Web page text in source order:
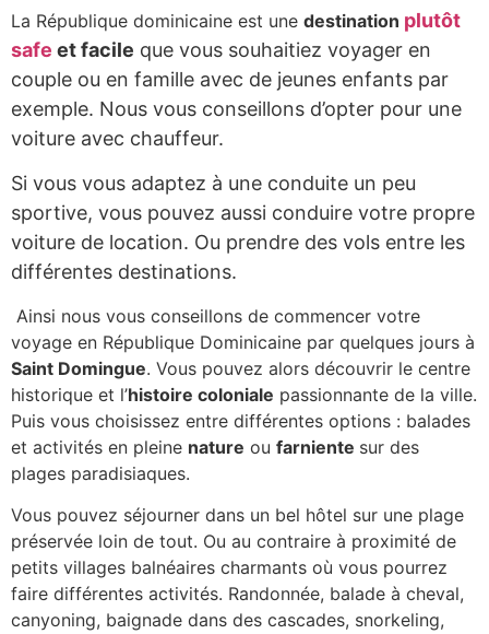
La République dominicaine est une destination plutôt
safe et facile que vous souhaitiez voyager en
couple ou en famille avec de jeunes enfants par
exemple. Nous vous conseillons d’opter pour une
voiture avec chauffeur.
Si vous vous adaptez à une conduite un peu
sportive, vous pouvez aussi conduire votre propre
voiture de location. Ou prendre des vols entre les
différentes destinations.
Ainsi nous vous conseillons de commencer votre
voyage en République Dominicaine par quelques jours à
Saint Domingue. Vous pouvez alors découvrir le centre
historique et l’histoire coloniale passionnante de la ville.
Puis vous choisissez entre différentes options : balades
et activités en pleine nature ou farniente sur des
plages paradisiaques.
Vous pouvez séjourner dans un bel hôtel sur une plage
préservée loin de tout. Ou au contraire à proximité de
petits villages balnéaires charmants où vous pourrez
faire différentes activités. Randonnée, balade à cheval,
canyoning, baignade dans des cascades, snorkeling,